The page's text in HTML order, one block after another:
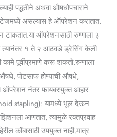
पद्धतीने अथवा औषधोपचाराने
असल्यास हे ऑपरेशन करातात.
ऑपरेशनसाठी रुग्णाला ३
त्यानंतर १ ते २ आठवडे ड्रेसिंग केली
पूर्वीप्रमाणे करू शकतो.रुग्णाला
पोटसाफ होण्याची औषधे,
ऑपरेशन नंतर फायबरयुक्त आहार
stapling): यामध्ये भूल देऊन
आणतात, त्यामुळे रक्तप्रवाह
कोंबासाठी उपयुक्त नाही.मात्र